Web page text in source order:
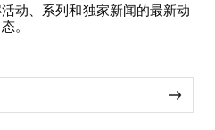
动、系列和独家新闻的最新动
态。